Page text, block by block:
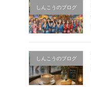
しんこうのブログ
しんこうのブログ